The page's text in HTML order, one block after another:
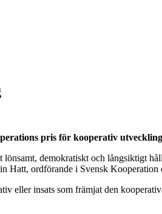
pris för kooperativ
demokratiskt och långsiktigt
Hatt, ordförande i Svensk
eller insats som främjat den